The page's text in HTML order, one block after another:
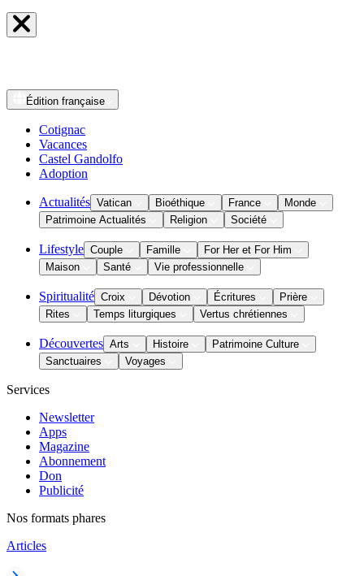
Édition française
Cotignac
Vacances
Castel Gandolfo
Adoption
Actualités Vatican Bioéthique France
Monde
Patrimoine Actualités
Religion Société
Lifestyle Couple Famille
For Her et For Him
Maison
Santé Vie professionnelle
Spiritualité Croix Dévotion Écritures
Prière
Rites
Temps liturgiques Vertus chrétiennes
Découvertes Arts Histoire
Patrimoine Culture
Sanctuaires
Voyages
Services
Newsletter
Apps
Magazine
Abonnement
Don
Publicité
Nos formats phares
Articles